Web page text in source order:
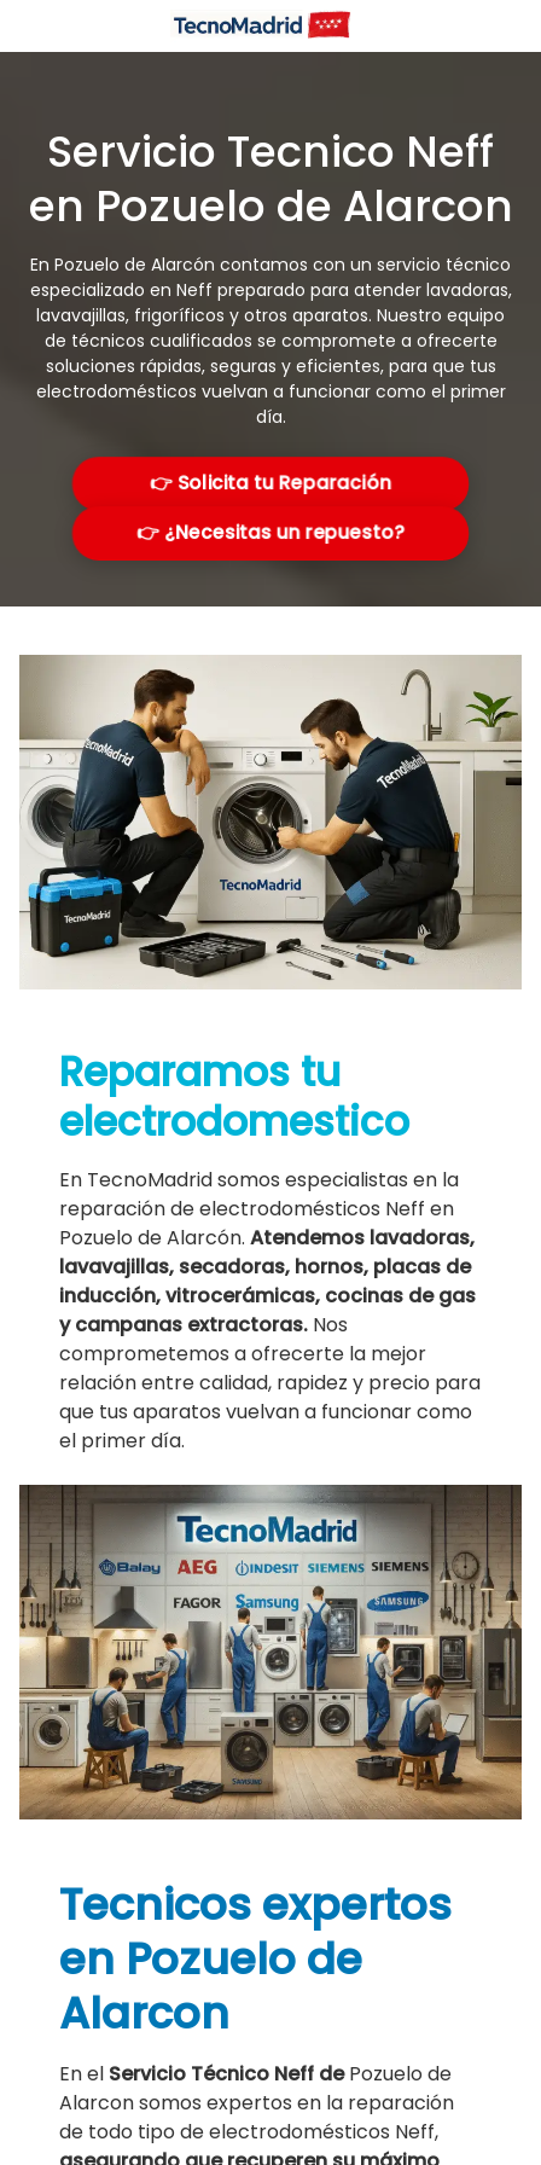
Servicio Tecnico Neff
en Pozuelo de Alarcon
En Pozuelo de Alarcón contamos con un servicio técnico
especializado en Neff preparado para atender lavadoras,
lavavajillas, frigoríficos y otros aparatos. Nuestro equipo
de técnicos cualificados se compromete a ofrecerte
soluciones rápidas, seguras y eficientes, para que tus
electrodomésticos vuelvan a funcionar como el primer
día.
👉 Solicita tu Reparación
👉 ¿Necesitas un repuesto?
Reparamos tu
electrodomestico
En TecnoMadrid somos especialistas en la
reparación de electrodomésticos Neff en
Pozuelo de Alarcón.Atendemos lavadoras,
lavavajillas, secadoras, hornos, placas de
inducción, vitrocerámicas, cocinas de gas
y campanas extractoras. Nos
comprometemos a ofrecerte la mejor
relación entre calidad, rapidez y precio para
que tus aparatos vuelvan a funcionar como
el primer día.
Tecnicos expertos
en Pozuelo de
Alarcon
En el Servicio Técnico Neff dePozuelo de
Alarcon somos expertos en la reparación
de todo tipo de electrodomésticos Neff,